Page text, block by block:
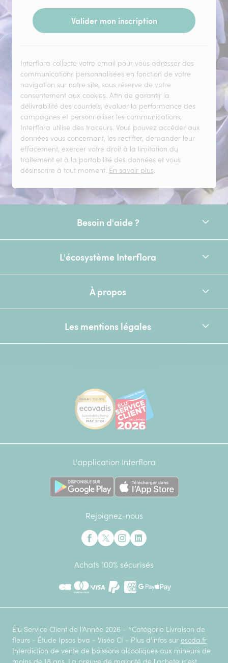
Valider mon inscription
Interflora collecte votre email pour vous adresser des
communications personnalisées en fonction de votre
navigation sur notre site, sous réserve de votre
consentement aux cookies. Afin de garantir la
délivrabilité des courriels, évaluer la performance des
campagnes et personnaliser les communications,
Interflora utilise des traceurs. Vous pouvez accéder aux
données vous concernant, les rectifier, demander leur
effacement, exercer votre droit à la limitation du
traitement et à la portabilité des données et vous
désinscrire à tout moment. En savoir plus.
Besoin d'aide ?
L'écosystème Interflora
À propos
Les mentions légales
[Ecovadis Gold Badge - Top 5%
L'application Interflora
Rejoignez-nous
Achats 100% sécurisés
CB Mastercard PaypalAmerican Express
Google Pay
Apple Pay
Élu Service Client de l'Année 2026 - *Catégorie Livraison de
fleurs - Étude Ipsos bva - Viséo CI - Plus d'infos sur escda.fr
Interdiction de vente de boissons alcooliques aux mineurs de